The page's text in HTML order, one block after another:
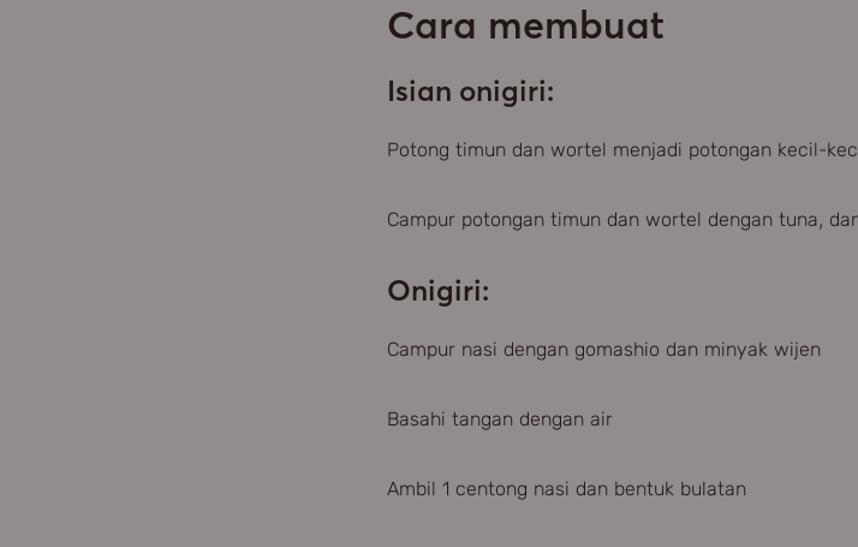
Cara membuat
Isian onigiri:
Potong timun dan wortel menjadi potongan kecil-
Campur potongan timun dan wortel dengan tuna,
Onigiri:
Campur nasi dengan gomashio dan minyak wijen
Basahi tangan dengan air
Ambil 1 centong nasi dan bentuk bulatan